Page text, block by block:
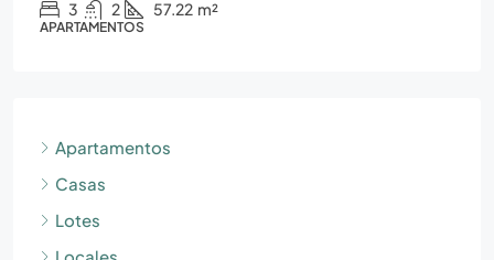
3 2 57.22 m²
APARTAMENTOS
Apartamentos
Casas
Lotes